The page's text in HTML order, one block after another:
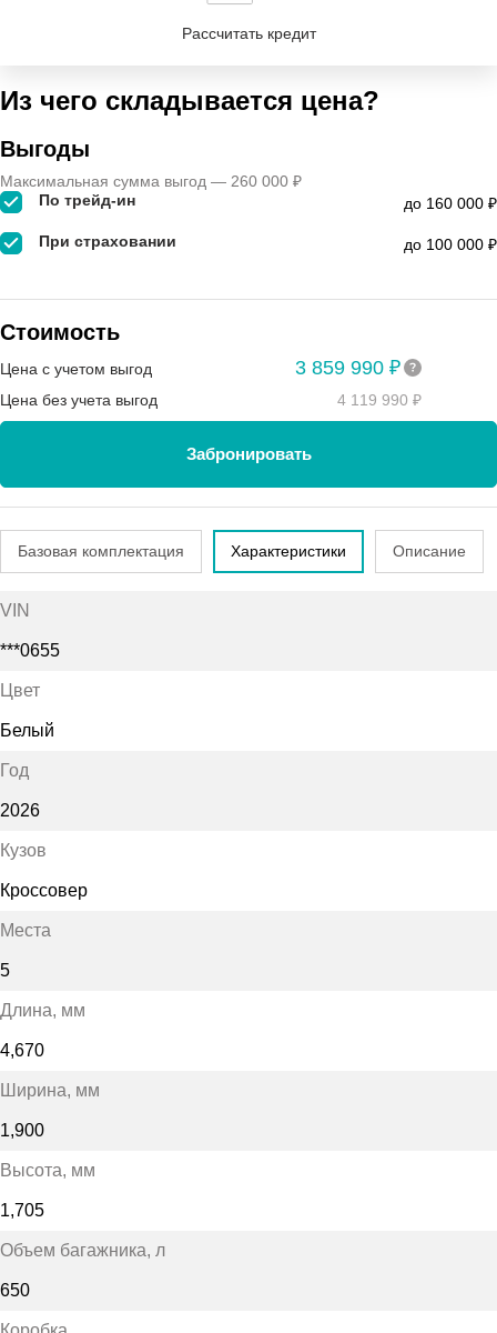
Рассчитать кредит
Из чего складывается цена?
Выгоды
Максимальная сумма выгод — 260 000 ₽
По трейд-ин
до 160 000 ₽
При страховании до 100 000 ₽
Стоимость
Цена с учетом выгод 3 859 990 ₽
Цена без учета выгод 4 119 990 ₽
Забронировать
Базовая комплектация Характеристики Описание
VIN
***0655
Цвет
Белый
Год
2026
Кузов
Кроссовер
Места
5
Длина, мм
4,670
Ширина, мм
1,900
Высота, мм
1,705
Объем багажника, л
650